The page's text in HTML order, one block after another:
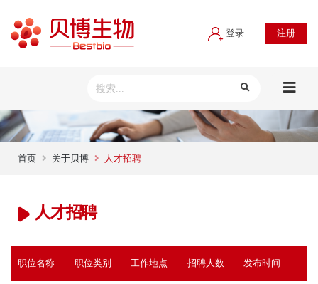
登录 注册
首页 关于贝博 人才招聘
人才招聘
职位名称 职位类别 工作地点 招聘人数 发布时间